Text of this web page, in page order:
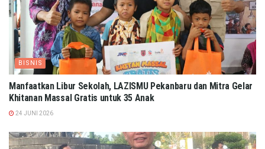
BISNIS
Manfaatkan Libur Sekolah, LAZISMU Pekanbaru dan Mitra Gelar
Khitanan Massal Gratis untuk 35 Anak
24 JUNI 2026